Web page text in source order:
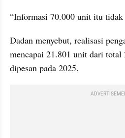
“Informasi 70.000 unit itu tidak
Dadan menyebut, realisasi
mencapai 21.801 unit dari total
dipesan pada 2025.